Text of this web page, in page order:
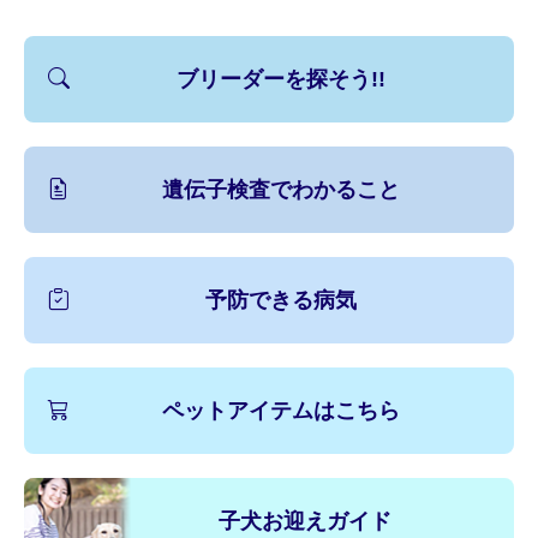
ブリーダーを探そう!!
遺伝子検査でわかること
予防できる病気
ペットアイテムはこちら
子犬お迎えガイド